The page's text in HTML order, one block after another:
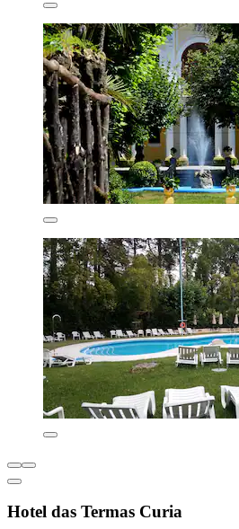
Hotel das Termas Curia